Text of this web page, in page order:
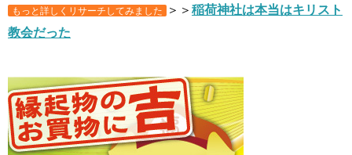
もっと詳しくリサーチしてみました ＞＞ 稲荷神社は本当はキリスト
教会だった